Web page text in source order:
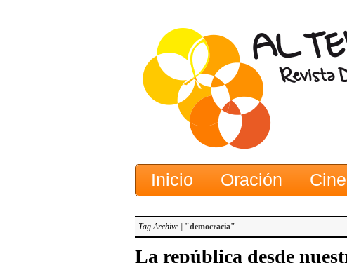
Inicio Oración Cine
Tag Archive | "democracia"
La república desde